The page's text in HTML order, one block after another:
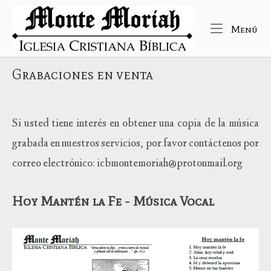
contenido
Inicio
Menú
Grabaciones en venta
Si usted tiene interés en obtener una copia de la música
grabada en nuestros servicios, por favor contáctenos por
correo electrónico: icbmontemoriah@protonmail.org
Hoy Mantén la Fe - Música Vocal